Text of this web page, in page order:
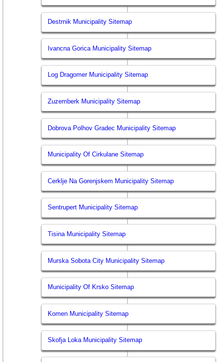
Destrnik Municipality Sitemap
Ivancna Gorica Municipality Sitemap
Log Dragomer Municipality Sitemap
Zuzemberk Municipality Sitemap
Dobrova Polhov Gradec Municipality Sitemap
Municipality Of Cirkulane Sitemap
Cerklje Na Gorenjskem Municipality Sitemap
Sentrupert Municipality Sitemap
Tisina Municipality Sitemap
Murska Sobota City Municipality Sitemap
Municipality Of Krsko Sitemap
Komen Municipality Sitemap
Skofja Loka Municipality Sitemap